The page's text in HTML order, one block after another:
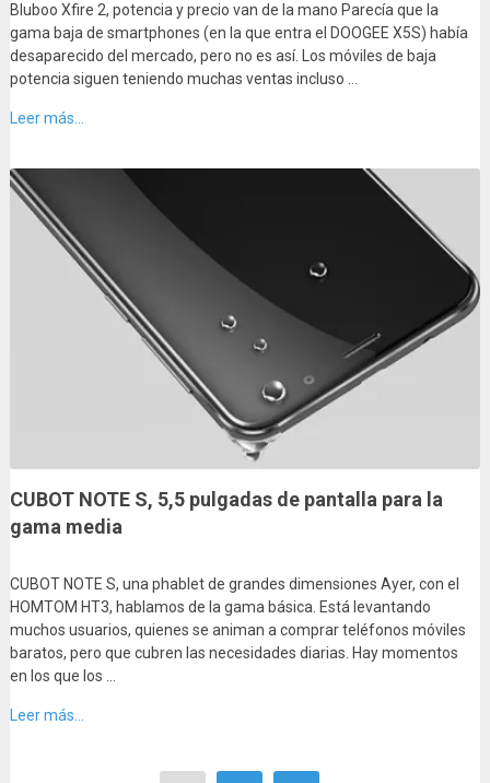
Bluboo Xfire 2, potencia y precio van de la mano Parecía que la
gama baja de smartphones (en la que entra el DOOGEE X5S) había
desaparecido del mercado, pero no es así. Los móviles de baja
potencia siguen teniendo muchas ventas incluso …
Leer más...
CUBOT NOTE S, 5,5 pulgadas de pantalla para la
gama media
CUBOT NOTE S, una phablet de grandes dimensiones Ayer, con el
HOMTOM HT3, hablamos de la gama básica. Está levantando
muchos usuarios, quienes se animan a comprar teléfonos móviles
baratos, pero que cubren las necesidades diarias. Hay momentos
en los que los …
Leer más...